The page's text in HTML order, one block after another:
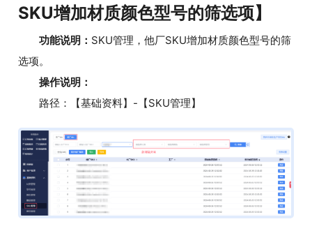
SKU增加材质颜色型号的筛选项】
功能说明： SKU管理，他厂SKU增加材质颜色型号的筛
选项。
操作说明：
路径：【基础资料】-【SKU管理】